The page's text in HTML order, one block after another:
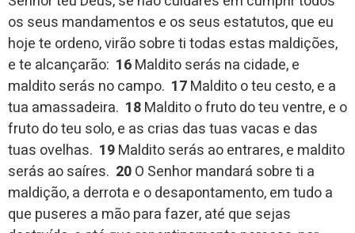
os seus mandamentos e os seus estatutos, que eu
hoje te ordeno, virão sobre ti todas estas maldições,
e te alcançarão: 16Maldito serás na cidade, e
maldito serás no campo. 17Maldito o teu cesto, e a
tua amassadeira. 18Maldito o fruto do teu ventre, e o
fruto do teu solo, e as crias das tuas vacas e das
tuas ovelhas. 19Maldito serás ao entrares, e maldito
serás ao saíres. 20O Senhor mandará sobre ti a
maldição, a derrota e o desapontamento, em tudo a
que puseres a mão para fazer, até que sejas